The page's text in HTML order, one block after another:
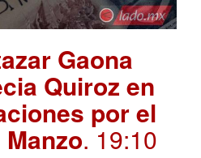
Gaona
Quiroz en
por el
. 19:10